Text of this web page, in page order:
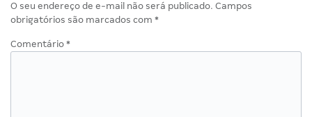
O seu endereço de e-mail não será publicado. Campos
obrigatórios são marcados com *
Comentário *